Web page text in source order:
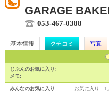
GARAGE
053-467-0388
基本情報 クチコミ
写真
じぶんのお気に入り:
メモ:
みんなのお気に入り: お気に入り… 1